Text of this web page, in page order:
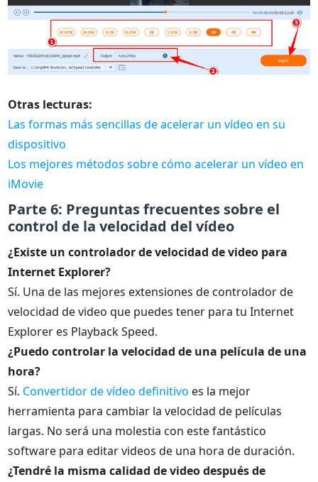
Otras lecturas:
Las formas más sencillas de acelerar un vídeo en su
dispositivo
Los mejores métodos sobre cómo acelerar un vídeo en
iMovie
Parte 6: Preguntas frecuentes sobre el
control de la velocidad del vídeo
¿Existe un controlador de velocidad de video para
Internet Explorer?
Sí. Una de las mejores extensiones de controlador de
velocidad de video que puedes tener para tu Internet
Explorer es Playback Speed.
¿Puedo controlar la velocidad de una película de una
hora?
Sí. Convertidor de vídeo definitivo es la mejor
herramienta para cambiar la velocidad de películas
largas. No será una molestia con este fantástico
software para editar videos de una hora de duración.
¿Tendré la misma calidad de video después de